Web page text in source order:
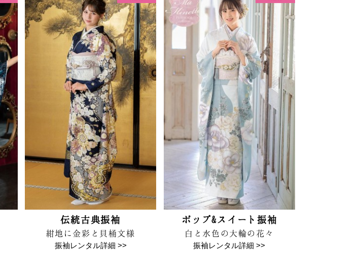
伝統古典振袖
紺地に金彩と貝桶文様
振袖レンタル詳細 >>
ポップ&スイート振袖
白と水色の大輪の花々
振袖レンタル詳細 >>